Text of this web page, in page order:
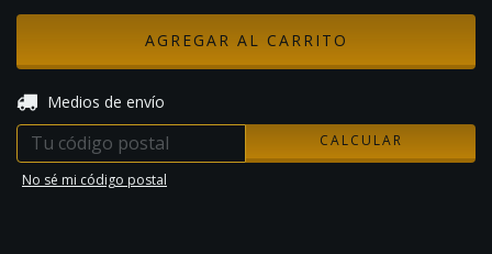
Entregas para el CP:
Medios de envío
CALCULAR
No sé mi código postal